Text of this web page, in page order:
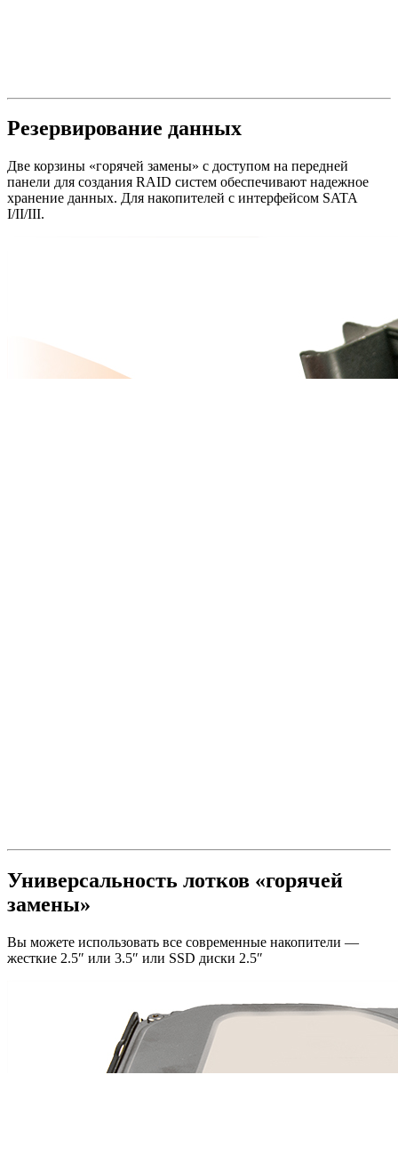
Резервирование данных
Две корзины «горячей замены» с доступом на передней
панели для создания RAID систем обеспечивают надежное
хранение данных. Для накопителей с интерфейсом SATA
I/II/III.
Универсальность лотков «горячей
замены»
Вы можете использовать все современные накопители —
жесткие 2.5″ или 3.5″ или SSD диски 2.5″